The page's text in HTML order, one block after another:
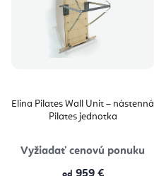
Elina Pilates Wall Unit – nástenná
Pilates jednotka
Vyžiadať cenovú ponuku